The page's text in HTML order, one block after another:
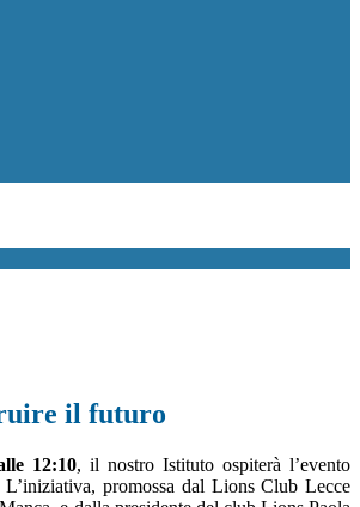
il futuro
12:10, il nostro Istituto ospiterà l’evento
promossa dal Lions Club Lecce